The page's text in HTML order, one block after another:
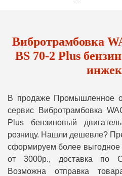
Вибротрамбовка
BS 70-2 Plus
В продаже Промышленное
сервис Вибротрамбовка
Plus бензиновый
розницу. Нашли дешевле?
сформируем более выгодное
от 3000р., доставка
Возможна отправка